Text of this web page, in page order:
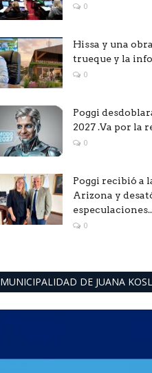
0
Hissa y una
trueque y la
0
Poggi
2027 .Va por la
0
Poggi recibió a
Arizona y
0
MUNICIPALIDAD DE JUANA